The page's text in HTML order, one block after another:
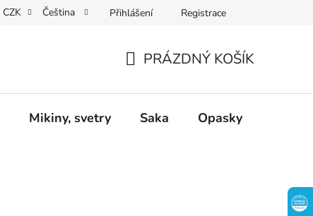
Dárkové poukazy Dostupnost Obchodní podmínky
CZK Čeština Přihlášení Registrace
KOŠÍK
PRÁZDNÝ KOŠÍK
Mikiny, svetry Saka Opasky